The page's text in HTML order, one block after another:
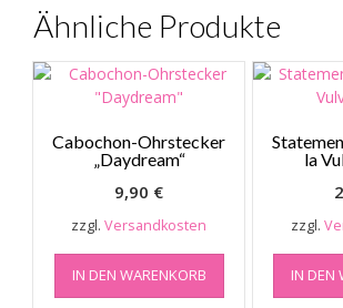
Ähnliche Produkte
Cabochon-Ohrstecker
„Daydream“
9,90 €
zzgl.Versandkosten
IN DEN WARENKORB
la
zzgl.
IN DEN